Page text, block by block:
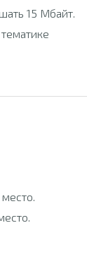
15 Мбайт.